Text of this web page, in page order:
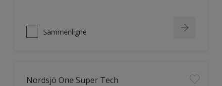
Sammenligne
Nordsjö One Super Tech